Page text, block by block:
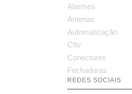
Alarmes
Antenas
Automatização
Cftv
Conectores
Fechaduras
REDES SOCIAIS